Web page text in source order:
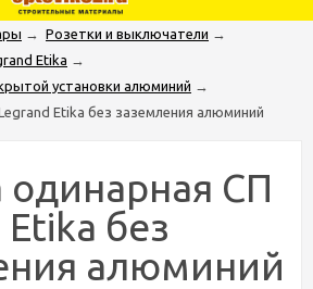
→ Розетки и выключатели →
Etika →
установки алюминий →
Etika без заземления алюминий
одинарная СП
без
алюминий